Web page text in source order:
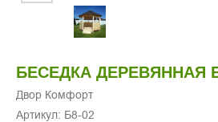
БЕСЕДКА ДЕРЕВЯННАЯ
Двор Комфорт
Артикул: Б8-02